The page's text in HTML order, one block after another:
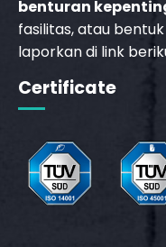
benturan
fasilitas, atau
laporkan di link
Certificate